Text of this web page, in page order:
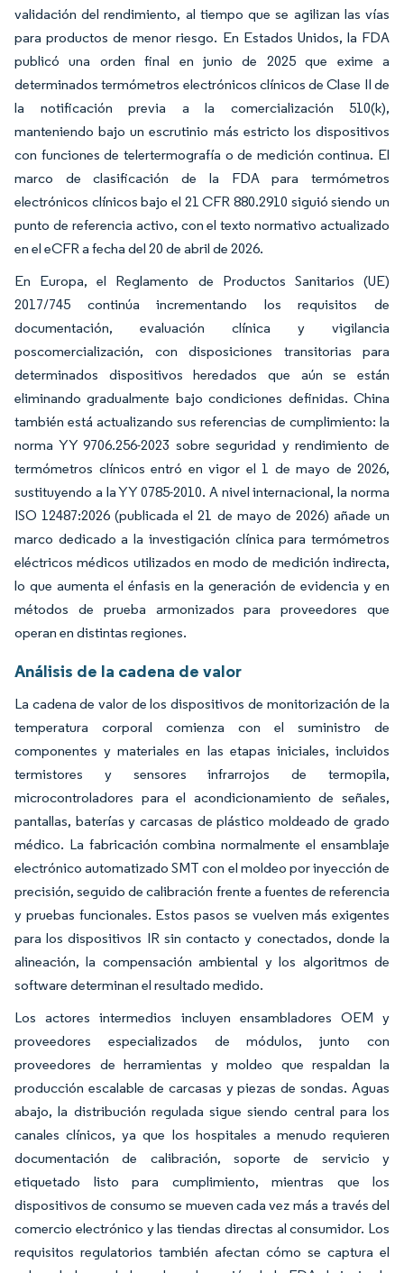
validación del rendimiento, al tiempo que se agilizan las vías
para productos de menor riesgo. En Estados Unidos, la FDA
publicó una orden final en junio de 2025 que exime a
determinados termómetros electrónicos clínicos de Clase II de
la notificación previa a la comercialización 510(k),
manteniendo bajo un escrutinio más estricto los dispositivos
con funciones de telertermografía o de medición continua. El
marco de clasificación de la FDA para termómetros
electrónicos clínicos bajo el 21 CFR 880.2910 siguió siendo un
punto de referencia activo, con el texto normativo actualizado
en el eCFR a fecha del 20 de abril de 2026.
En Europa, el Reglamento de Productos Sanitarios (UE)
2017/745 continúa incrementando los requisitos de
documentación, evaluación clínica y vigilancia
poscomercialización, con disposiciones transitorias para
determinados dispositivos heredados que aún se están
eliminando gradualmente bajo condiciones definidas. China
también está actualizando sus referencias de cumplimiento: la
norma YY 9706.256-2023 sobre seguridad y rendimiento de
termómetros clínicos entró en vigor el 1 de mayo de 2026,
sustituyendo a la YY 0785-2010. A nivel internacional, la norma
ISO 12487:2026 (publicada el 21 de mayo de 2026) añade un
marco dedicado a la investigación clínica para termómetros
eléctricos médicos utilizados en modo de medición indirecta,
lo que aumenta el énfasis en la generación de evidencia y en
métodos de prueba armonizados para proveedores que
operan en distintas regiones.
Análisis de la cadena de valor
La cadena de valor de los dispositivos de monitorización de la
temperatura corporal comienza con el suministro de
componentes y materiales en las etapas iniciales, incluidos
termistores y sensores infrarrojos de termopila,
microcontroladores para el acondicionamiento de señales,
pantallas, baterías y carcasas de plástico moldeado de grado
médico. La fabricación combina normalmente el ensamblaje
electrónico automatizado SMT con el moldeo por inyección de
precisión, seguido de calibración frente a fuentes de referencia
y pruebas funcionales. Estos pasos se vuelven más exigentes
para los dispositivos IR sin contacto y conectados, donde la
alineación, la compensación ambiental y los algoritmos de
software determinan el resultado medido.
Los actores intermedios incluyen ensambladores OEM y
proveedores especializados de módulos, junto con
proveedores de herramientas y moldeo que respaldan la
producción escalable de carcasas y piezas de sondas. Aguas
abajo, la distribución regulada sigue siendo central para los
canales clínicos, ya que los hospitales a menudo requieren
documentación de calibración, soporte de servicio y
etiquetado listo para cumplimiento, mientras que los
dispositivos de consumo se mueven cada vez más a través del
comercio electrónico y las tiendas directas al consumidor. Los
requisitos regulatorios también afectan cómo se captura el